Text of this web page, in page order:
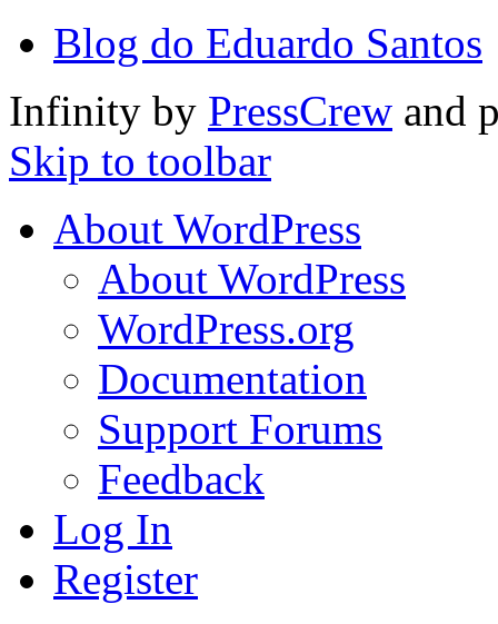
Blog do Eduardo Santos
Infinity by PressCrew and
Skip to toolbar
About WordPress
About WordPress
WordPress.org
Documentation
Support Forums
Feedback
Log In
Register